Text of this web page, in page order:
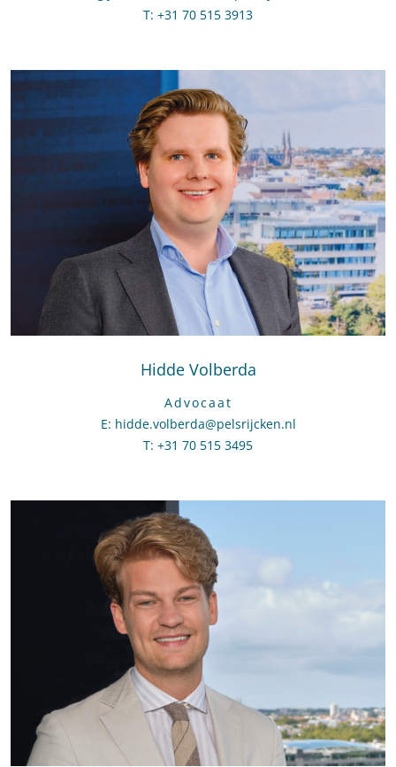
T: Bel naar Gijsbrecht Nieuwland
+31 70 515 3913
Hidde Volberda
Advocaat
E: Stuur een e-mail naar Hidde Volberda
hidde.volberda@pelsrijcken.nl
T: Bel naar Hidde Volberda
+31 70 515 3495